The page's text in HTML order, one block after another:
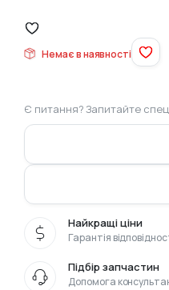
Немає в наявності
Є питання? Запитайте
Найкращі ціни
Гарантія
Підбір запчастин
Допомога